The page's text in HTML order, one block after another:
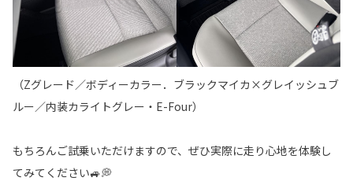
（Zグレード／ボディーカラー．ブラックマイカ×グレイッシュブ
ルー／内装カライトグレー・E-Four）
もちろんご試乗いただけますので、ぜひ実際に走り心地を体験し
てみてください🚙💭